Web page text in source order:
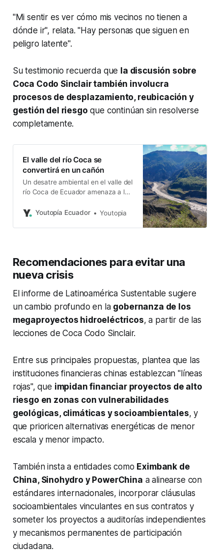
"Mi sentir es ver cómo mis vecinos no tienen a
dónde ir", relata. "Hay personas que siguen en
peligro latente".
Su testimonio recuerda que la discusión sobre
Coca Codo Sinclair también involucra
procesos de desplazamiento, reubicación y
gestión del riesgo que continúan sin resolverse
completamente.
El valle del río Coca se
convertirá en un cañón
Un desatre ambiental en el valle del
río Coca de Ecuador amenaza a la
humanos, ambientales y
Youtopía Ecuador Youtopia
Recomendaciones para evitar una
nueva crisis
El informe de Latinoamérica Sustentable sugiere
un cambio profundo en la gobernanza de los
megaproyectos hidroeléctricos, a partir de las
lecciones de Coca Codo Sinclair.
Entre sus principales propuestas, plantea que las
instituciones financieras chinas establezcan "líneas
rojas", que impidan financiar proyectos de alto
riesgo en zonas con vulnerabilidades
geológicas, climáticas y socioambientales, y
que prioricen alternativas energéticas de menor
escala y menor impacto.
También insta a entidades como Eximbank de
China, Sinohydro y PowerChina a alinearse con
estándares internacionales, incorporar cláusulas
socioambientales vinculantes en sus contratos y
someter los proyectos a auditorías independientes
y mecanismos permanentes de participación
ciudadana.